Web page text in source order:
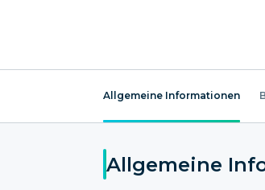
Allgemeine Informationen
Allgemeine